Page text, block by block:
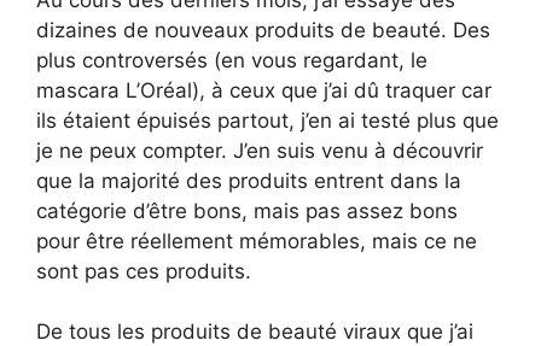
dizaines de nouveaux produits de beauté. Des
plus controversés (en vous regardant, le
mascara L’Oréal), à ceux que j’ai dû traquer car
ils étaient épuisés partout, j’en ai testé plus que
je ne peux compter. J’en suis venu à découvrir
que la majorité des produits entrent dans la
catégorie d’être bons, mais pas assez bons
pour être réellement mémorables, mais ce ne
sont pas ces produits.
De tous les produits de beauté viraux que j’ai